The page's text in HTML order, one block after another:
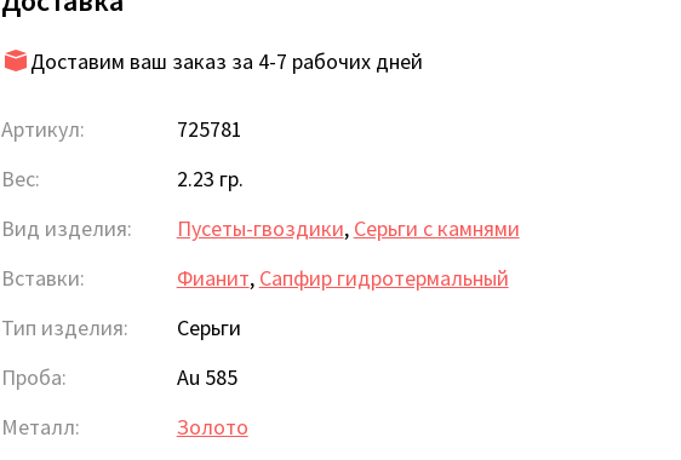
Доставим ваш заказ за 4-7 рабочих дней
Артикул:
725781
Вес:
2.23 гр.
Вид изделия:
Пусеты-гвоздики, Серьги с камнями
Вставки:
Фианит, Сапфир гидротермальный
Тип изделия:
Серьги
Проба:
Au 585
Металл:
Золото